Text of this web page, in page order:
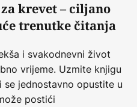
krevet – ciljano
trenutke čitanja
i svakodnevni život
vrijeme. Uzmite knjigu
jednostavno opustite u
postići